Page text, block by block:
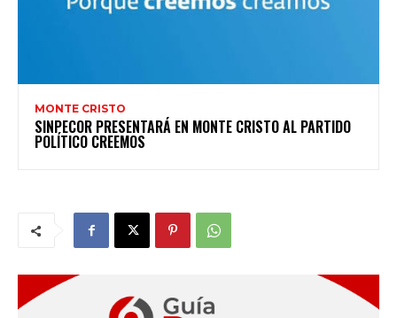
MONTE CRISTO
SINPECOR PRESENTARÁ EN MONTE CRISTO AL PARTIDO
POLÍTICO CREEMOS